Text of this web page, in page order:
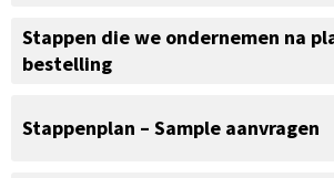
Stappen die we ondernemen na
bestelling
Stappenplan – Sample aanvragen